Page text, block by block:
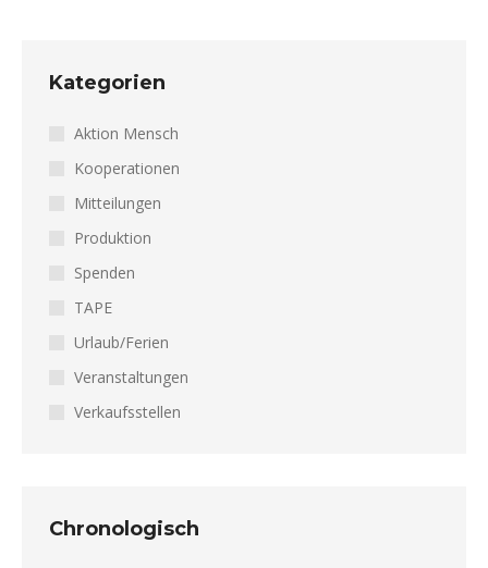
Kategorien
Aktion Mensch
Kooperationen
Mitteilungen
Produktion
Spenden
TAPE
Urlaub/Ferien
Veranstaltungen
Verkaufsstellen
Chronologisch